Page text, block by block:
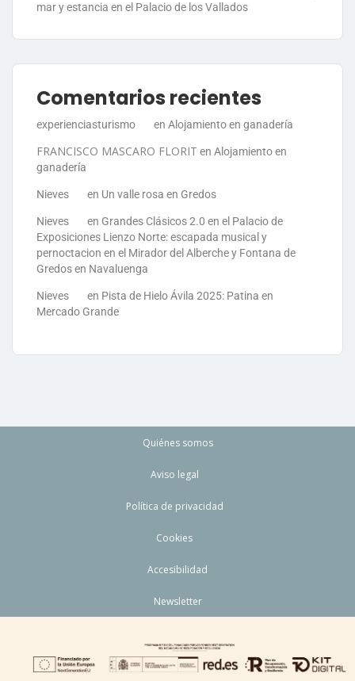
mar y estancia en el Palacio de los Vallados
Comentarios recientes
experienciasturismo en Alojamiento en ganadería
FRANCISCO MASCARO FLORIT en Alojamiento en
ganadería
Nieves en Un valle rosa en Gredos
Nieves en Grandes Clásicos 2.0 en el Palacio de
Exposiciones Lienzo Norte: escapada musical y
pernoctacion en el Mirador del Alberche y Fontana de
Gredos en Navaluenga
Nieves en Pista de Hielo Ávila 2025: Patina en
Mercado Grande
Quiénes somos
Aviso legal
Política de privacidad
Cookies
Accesibilidad
Newsletter